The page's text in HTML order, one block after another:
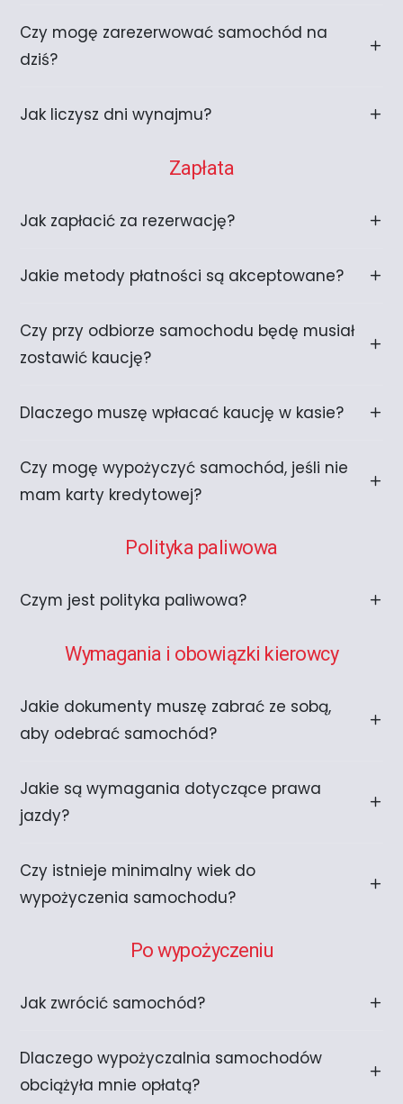
Czy mogę zarezerwować samochód na
dziś?
Jak liczysz dni wynajmu?
Zapłata
Jak zapłacić za rezerwację?
Jakie metody płatności są akceptowane?
Czy przy odbiorze samochodu będę musiał
zostawić kaucję?
Dlaczego muszę wpłacać kaucję w kasie?
Czy mogę wypożyczyć samochód, jeśli nie
mam karty kredytowej?
Polityka paliwowa
Czym jest polityka paliwowa?
Wymagania i obowiązki kierowcy
Jakie dokumenty muszę zabrać ze sobą,
aby odebrać samochód?
Jakie są wymagania dotyczące prawa
jazdy?
Czy istnieje minimalny wiek do
wypożyczenia samochodu?
Po wypożyczeniu
Jak zwrócić samochód?
Dlaczego wypożyczalnia samochodów
obciążyła mnie opłatą?